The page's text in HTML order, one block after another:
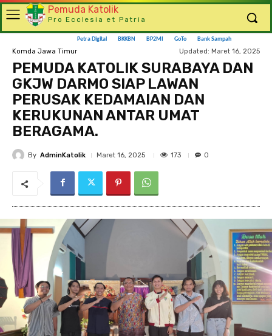
Pemuda Katolik
Pro Ecclesia et Patria
Petra Digital BKKBN BP2MI GoTo Bank Sampah
Komda Jawa Timur Updated: Maret 16, 2025
PEMUDA KATOLIK SURABAYA DAN
GKJW DARMO SIAP LAWAN
PERUSAK KEDAMAIAN DAN
KERUKUNAN ANTAR UMAT
BERAGAMA.
By AdminKatolik Maret 16, 2025 173 0